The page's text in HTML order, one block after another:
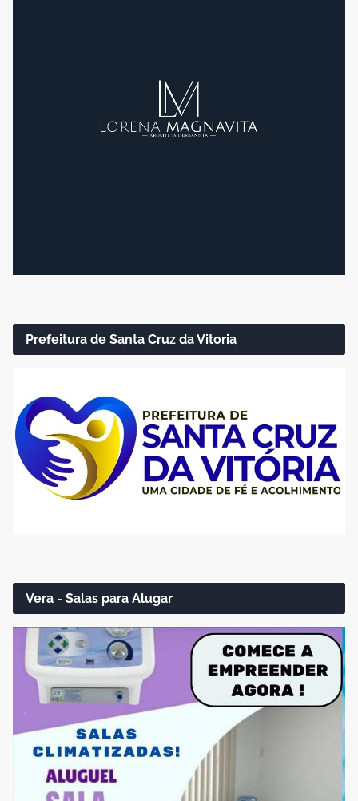
Prefeitura de Santa Cruz da Vitoria
Vera - Salas para Alugar